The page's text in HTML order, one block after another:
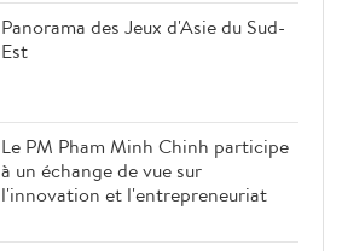
Panorama des Jeux d'Asie du Sud-
Est
Le PM Pham Minh Chinh participe
à un échange de vue sur
l'innovation et l'entrepreneuriat